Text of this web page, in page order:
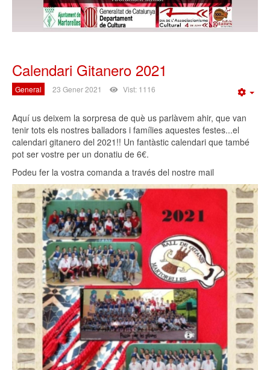
Calendari Gitanero 2021
General 23 Gener 2021 Vist: 1116
Aquí us deixem la sorpresa de què us parlàvem ahir, que van
tenir tots els nostres balladors i famílies aquestes festes...el
calendari gitanero del 2021!! Un fantàstic calendari que també
pot ser vostre per un donatiu de 6€.
Podeu fer la vostra comanda a través del nostre mail